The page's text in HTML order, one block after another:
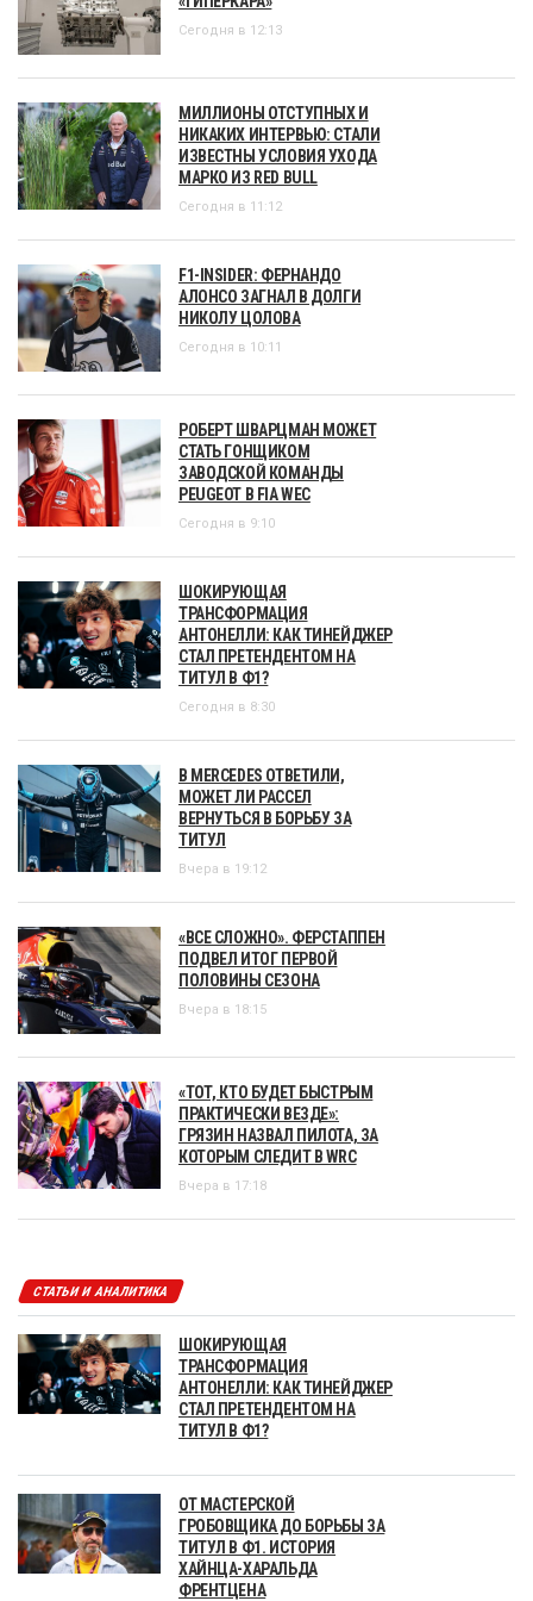
Сегодня в 12:13
МИЛЛИОНЫ ОТСТУПНЫХ И
НИКАКИХ ИНТЕРВЬЮ: СТАЛИ
ИЗВЕСТНЫ УСЛОВИЯ УХОДА
МАРКО ИЗ RED BULL
Сегодня в 11:12
F1-INSIDER: ФЕРНАНДО
АЛОНСО ЗАГНАЛ В ДОЛГИ
НИКОЛУ ЦОЛОВА
Сегодня в 10:11
РОБЕРТ ШВАРЦМАН МОЖЕТ
СТАТЬ ГОНЩИКОМ
ЗАВОДСКОЙ КОМАНДЫ
PEUGEOT В FIA WEC
Сегодня в 9:10
ШОКИРУЮЩАЯ
ТРАНСФОРМАЦИЯ
АНТОНЕЛЛИ: КАК ТИНЕЙДЖЕР
СТАЛ ПРЕТЕНДЕНТОМ НА
ТИТУЛ В Ф1?
Сегодня в 8:30
В MERCEDES ОТВЕТИЛИ,
МОЖЕТ ЛИ РАССЕЛ
ВЕРНУТЬСЯ В БОРЬБУ ЗА
ТИТУЛ
Вчера в 19:12
«ВСЕ СЛОЖНО». ФЕРСТАППЕН
ПОДВЕЛ ИТОГ ПЕРВОЙ
ПОЛОВИНЫ СЕЗОНА
Вчера в 18:15
«ТОТ, КТО БУДЕТ БЫСТРЫМ
ПРАКТИЧЕСКИ ВЕЗДЕ»:
ГРЯЗИН НАЗВАЛ ПИЛОТА, ЗА
КОТОРЫМ СЛЕДИТ В WRC
Вчера в 17:18
СТАТЬИ И АНАЛИТИКА
ШОКИРУЮЩАЯ
ТРАНСФОРМАЦИЯ
АНТОНЕЛЛИ: КАК ТИНЕЙДЖЕР
СТАЛ ПРЕТЕНДЕНТОМ НА
ТИТУЛ В Ф1?
ОТ МАСТЕРСКОЙ
ГРОБОВЩИКА ДО БОРЬБЫ ЗА
ТИТУЛ В Ф1. ИСТОРИЯ
ХАЙНЦА-ХАРАЛЬДА
ФРЕНТЦЕНА